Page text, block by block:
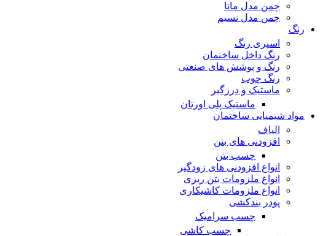
چمن مدل مانا
چمن مدل نسیم
رنگ
اسپری رنگ
رنگ داخل ساخنمان
رنگ و پوشش های صنعتی
رنگ چوب
ماستیک و درزگیر
ماستیک پلی اورتان
مواد شیمیایی ساختمان
الیاف
افزودنی های بتن
چسب بتن
انواع افزودنی های زودگیر
انواع ملزومات بتن ریزی
انواع ملزومات کاشیکاری
پودر بندکشی
چسب سرامیک
چسب کاشی